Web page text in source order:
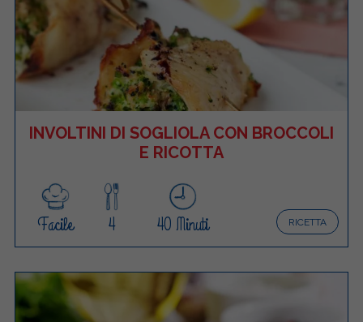
INVOLTINI DI SOGLIOLA CON BROCCOLI
E RICOTTA
RICETTA
Facile 4 40 Minuti